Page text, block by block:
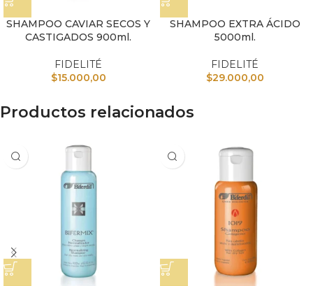
SHAMPOO CAVIAR SECOS Y
CASTIGADOS 900ml.
FIDELITÉ
$15.000,00
SHAMPOO EXTRA ÁCIDO
5000ml.
FIDELITÉ
$29.000,00
Productos relacionados